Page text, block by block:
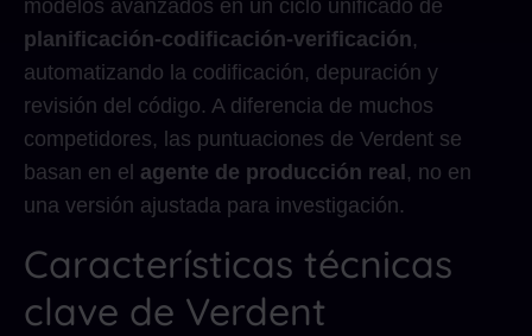
modelos avanzados en un ciclo unificado de
planificación-codificación-verificación,
automatizando la codificación, depuración y
revisión del código. A diferencia de muchos
competidores, las puntuaciones de Verdent se
basan en el agente de producción real , no en
una versión ajustada para investigación.
Características técnicas
clave de Verdent